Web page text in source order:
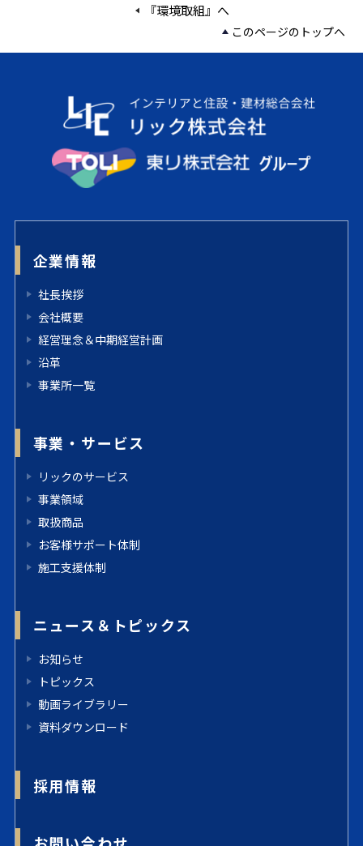
『環境取組』へ
このページのトップへ
企業情報
社長挨拶
会社概要
経営理念＆中期経営計画
沿革
事業所一覧
事業・サービス
リックのサービス
事業領域
取扱商品
お客様サポート体制
施工支援体制
ニュース＆トピックス
お知らせ
トピックス
動画ライブラリー
資料ダウンロード
採用情報